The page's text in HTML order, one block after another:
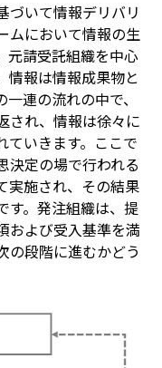
づいて情報デリバリ
ムにおいて情報の生
元請受託組織を中心
情報は情報成果物と
連の流れの中で、
され、情報は徐々に
ていきます。ここで
決定の場で行われる
実施され、その結果
す。発注組織は、提
および受入基準を満
の段階に進むかどう